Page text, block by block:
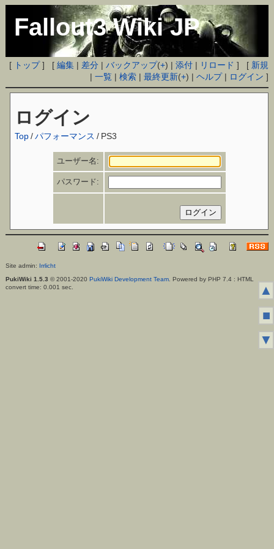
Fallout3 Wiki JP
[ トップ] [編集 | 差分 |バックアップ(+) |添付 | リロード ] [ 新規
|一覧 |検索 |最終更新(+) |ヘルプ| ログイン ]
ログイン
Top /パフォーマンス / PS3
ユーザー名:
パスワード:
Site admin: Irrlicht
PukiWiki 1.5.3 © 2001-2020 PukiWiki Development Team. Powered by PHP 7.4 : HTML
convert time: 0.001 sec.
▲
■
▼